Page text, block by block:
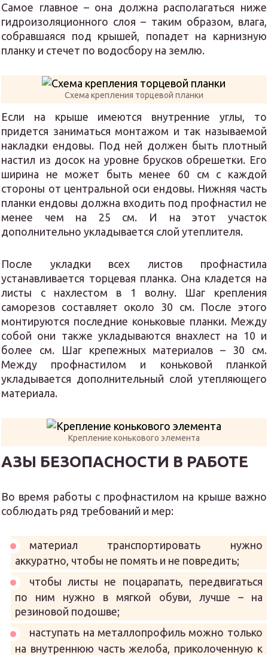
Самое главное – она должна располагаться ниже
гидроизоляционного слоя – таким образом, влага,
собравшаяся под крышей, попадет на карнизную
планку и стечет по водосбору на землю.
Схема крепления торцевой планки
Если на крыше имеются внутренние углы, то
придется заниматься монтажом и так называемой
накладки ендовы. Под ней должен быть плотный
настил из досок на уровне брусков обрешетки. Его
ширина не может быть менее 60 см с каждой
стороны от центральной оси ендовы. Нижняя часть
планки ендовы должна входить под профнастил не
менее чем на 25 см. И на этот участок
дополнительно укладывается слой утеплителя.
После укладки всех листов профнастила
устанавливается торцевая планка. Она кладется на
листы с нахлестом в 1 волну. Шаг крепления
саморезов составляет около 30 см. После этого
монтируются последние коньковые планки. Между
собой они также укладываются внахлест на 10 и
более см. Шаг крепежных материалов – 30 см.
Между профнастилом и коньковой планкой
укладывается дополнительный слой утепляющего
материала.
Крепление конькового элемента
АЗЫ БЕЗОПАСНОСТИ В РАБОТЕ
Во время работы с профнастилом на крыше важно
соблюдать ряд требований и мер:
материал транспортировать нужно
аккуратно, чтобы не помять и не повредить;
чтобы листы не поцарапать, передвигаться
по ним нужно в мягкой обуви, лучше – на
резиновой подошве;
наступать на металлопрофиль можно только
на внутреннюю часть желоба, приколоченную к